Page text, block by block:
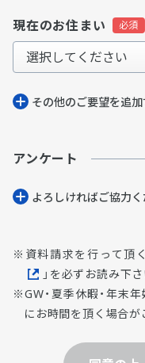
現在のお住まい
その他のご要望を追加
アンケート
よろしければご協⼒
資料請求を行って頂
」を必ずお読み下さ
GW・夏季休暇・年末
にお時間を頂く場合が